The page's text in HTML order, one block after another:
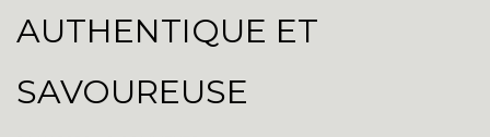
AUTHENTIQUE ET
SAVOUREUSE